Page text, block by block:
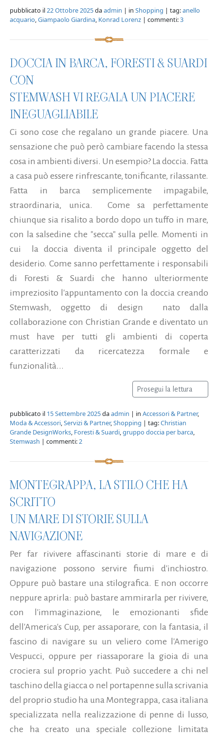
pubblicato il22 Ottobre 2025daadmin | in Shopping | tag:anello
acquario,Giampaolo Giardina, Konrad Lorenz | commenti:3
DOCCIA IN BARCA, FORESTI & SUARDI
CON
STEMWASH VI REGALA UN PIACERE
INEGUAGLIABILE
Ci sono cose che regalano un grande piacere. Una
sensazione che può però cambiare facendo la stessa
cosa in ambienti diversi. Un esempio? La doccia. Fatta
a casa può essere rinfrescante, tonificante, rilassante.
Fatta in barca semplicemente impagabile,
straordinaria, unica. Come sa perfettamente
chiunque sia risalito a bordo dopo un tuffo in mare,
con la salsedine che "secca" sulla pelle. Momenti in
cui la doccia diventa il principale oggetto del
desiderio. Come sanno perfettamente i responsabili
di Foresti & Suardi che hanno ulteriormente
impreziosito l'appuntamento con la doccia creando
Stemwash, oggetto di design nato dalla
collaborazione con Christian Grande e diventato un
must have per tutti gli ambienti di coperta
caratterizzati da ricercatezza formale e
funzionalità...
Prosegui la lettura
pubblicato il 15 Settembre 2025daadmin | in Accessori & Partner,
Moda & Accessori,Servizi & Partner,Shopping | tag:Christian
Grande DesignWorks, Foresti & Suardi,gruppo doccia per barca,
Stemwash | commenti:2
MONTEGRAPPA, LA STILO CHE HA
SCRITTO
UN MARE DI STORIE SULLA
NAVIGAZIONE
Per far rivivere affascinanti storie di mare e di
navigazione possono servire fiumi d'inchiostro.
Oppure può bastare una stilografica. E non occorre
neppure aprirla: può bastare ammirarla per rivivere,
con l'immaginazione, le emozionanti sfide
dell'America's Cup, per assaporare, con la fantasia, il
fascino di navigare su un veliero come l'Amerigo
Vespucci, oppure per riassaporare la gioia di una
crociera sul proprio yacht. Può succedere a chi nel
taschino della giacca o nel portapenne sulla scrivania
del proprio studio ha una Montegrappa, casa italiana
specializzata nella realizzazione di penne di lusso,
che ha creato una speciale collezione limitata